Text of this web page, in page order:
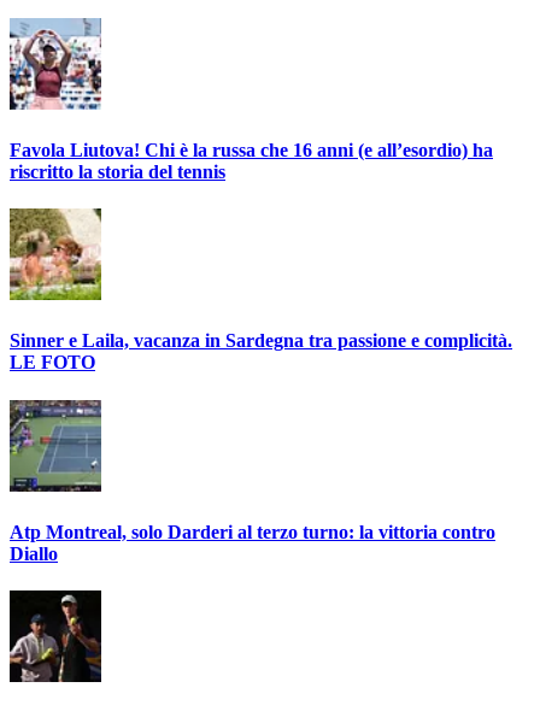
Favola Liutova! Chi è la russa che 16 anni (e all’esordio) ha
riscritto la storia del tennis
Sinner e Laila, vacanza in Sardegna tra passione e complicità.
LE FOTO
Atp Montreal, solo Darderi al terzo turno: la vittoria contro
Diallo